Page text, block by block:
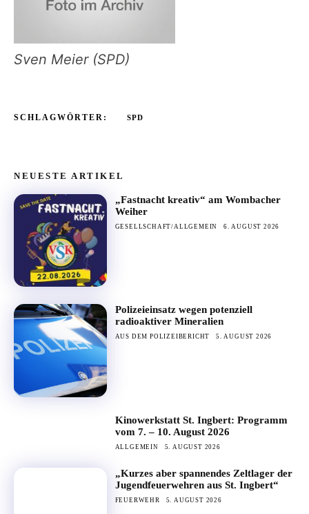
Sven Meier (SPD)
SCHLAGWÖRTER: SPD
NEUESTE ARTIKEL
„Fastnacht kreativ“ am Wombacher
Weiher
GESELLSCHAFT/ALLGEMEIN 6. AUGUST 2026
Polizeieinsatz wegen potenziell
radioaktiver Mineralien
AUS DEM POLIZEIBERICHT 5. AUGUST 2026
Kinowerkstatt St. Ingbert: Programm
vom 7. – 10. August 2026
ALLGEMEIN 5. AUGUST 2026
„Kurzes aber spannendes Zeltlager der
Jugendfeuerwehren aus St. Ingbert“
FEUERWEHR 5. AUGUST 2026